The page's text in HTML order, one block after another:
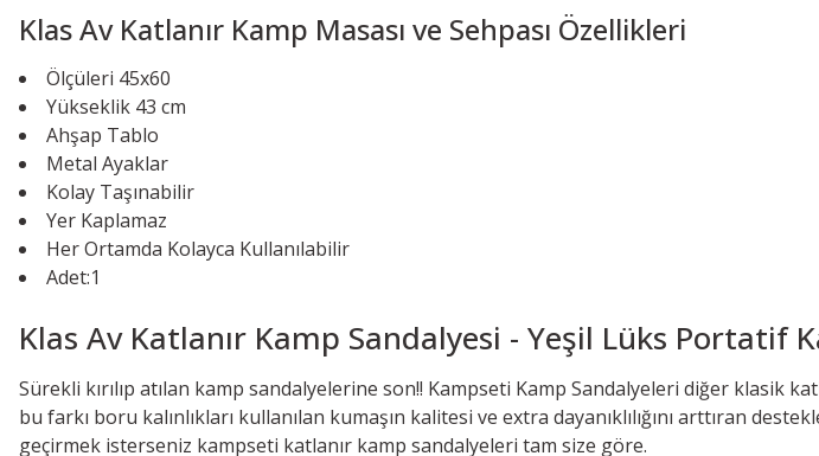
Klas Av Katlanır Kamp Masası ve Sehpası Özellikleri
Ölçüleri 45x60
Yükseklik 43 cm
Ahşap Tablo
Metal Ayaklar
Kolay Taşınabilir
Yer Kaplamaz
Her Ortamda Kolayca Kullanılabilir
Adet:1
Klas Av Katlanır Kamp Sandalyesi - Yeşil Lüks Portatif
Sürekli kırılıp atılan kamp sandalyelerine son!! Kampseti Kamp Sandalyeleri diğer
bu farkı boru kalınlıkları kullanılan kumaşın kalitesi ve extra dayanıklılığını arttıran
geçirmek isterseniz kampseti katlanır kamp sandalyeleri tam size göre.